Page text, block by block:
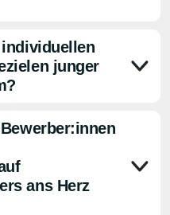
junger
ans Herz